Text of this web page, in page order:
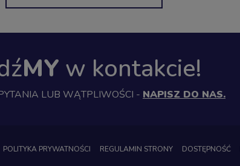
MY w kontakcie!
LUB WĄTPLIWOŚCI - NAPISZ DO NAS.
POLITYKA PRYWATNOŚCI REGULAMIN STRONY DOSTĘPNOŚĆ